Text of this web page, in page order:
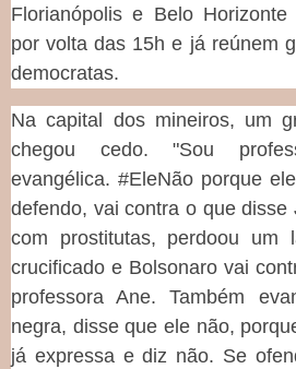
Florianópolis e Belo
por volta das 15h e já reúnem
democratas.
Na capital dos mineiros, um
chegou cedo. "Sou
evangélica. #EleNão porque
defendo, vai contra o que disse
com prostitutas, perdoou um
crucificado e Bolsonaro vai
professora Ane. Também
negra, disse que ele não,
já expressa e diz não. Se